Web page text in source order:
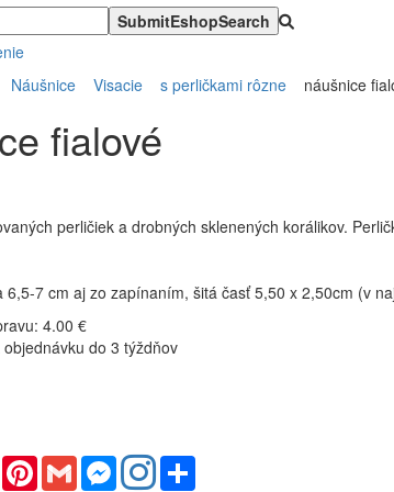
Náušnice Visacie s perličkami rôzne náušnice
fialové
perličiek a drobných sklenených korálikov.
6,5-7 cm aj zo zapínaním, šitá časť 5,50 x 2,50cm (v
4.00 €
objednávku do 3 týždňov
LinkedInPinterestGmail Messenger